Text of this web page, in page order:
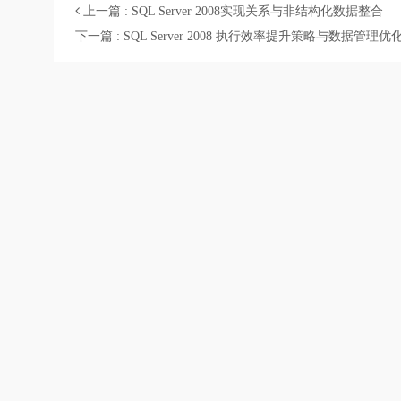
上一篇 : SQL Server 2008实现关系与非结构化数据整合
下一篇 : SQL Server 2008 执行效率提升策略与数据管理优